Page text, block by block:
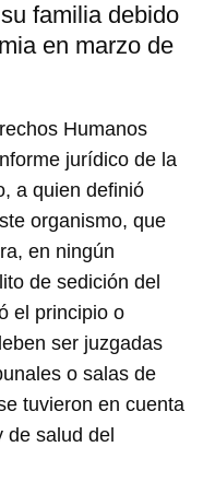
familia debido
en marzo de
Humanos
jurídico de la
a quien definió
organismo, que
en ningún
de sedición del
el principio o
ser juzgadas
o salas de
tuvieron en cuenta
de salud del